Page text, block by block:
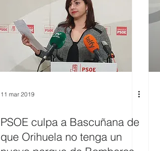
11 mar 2019
PSOE culpa a Bascuñana de
que Orihuela no tenga un